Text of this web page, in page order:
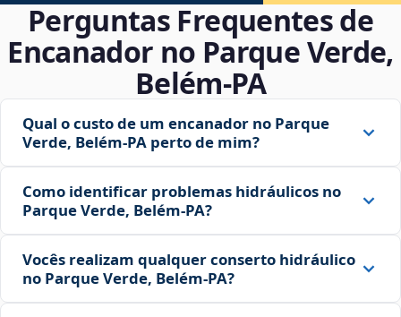
Perguntas Frequentes de
Encanador no Parque Verde,
Belém‑PA
Qual o custo de um encanador no Parque
Verde, Belém‑PA perto de mim?
Como identificar problemas hidráulicos no
Parque Verde, Belém‑PA?
Vocês realizam qualquer conserto hidráulico
no Parque Verde, Belém‑PA?